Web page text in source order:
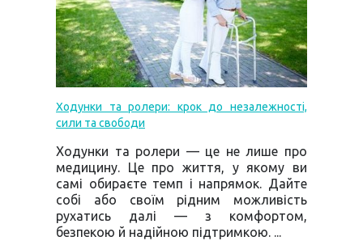
Ходунки та ролери: крок до незалежності,
сили та свободи
Ходунки та ролери — це не лише про
медицину. Це про життя, у якому ви
самі обираєте темп і напрямок. Дайте
собі або своїм рідним можливість
рухатись далі — з комфортом,
безпекою й надійною підтримкою. ...